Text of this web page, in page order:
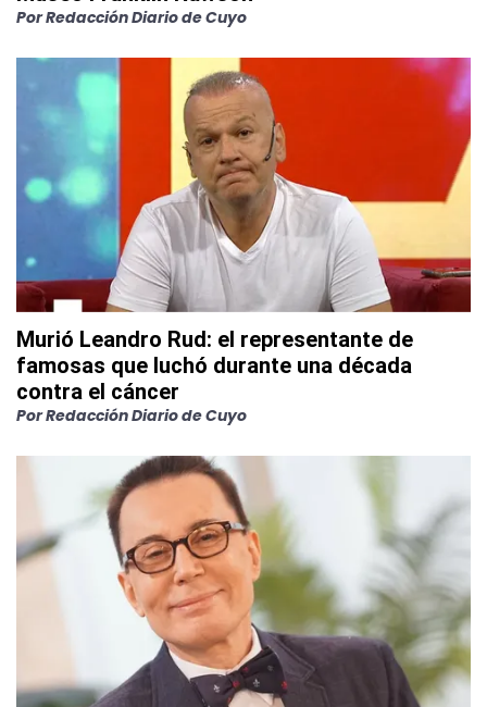
PorRedacción Diario de Cuyo
Murió Leandro Rud: el representante de
famosas que luchó durante una década
contra el cáncer
PorRedacción Diario de Cuyo